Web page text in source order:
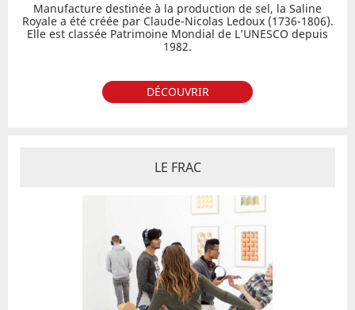
Manufacture destinée à la production de sel, la Saline
Royale a été créée par Claude-Nicolas Ledoux (1736-1806).
Elle est classée Patrimoine Mondial de L’UNESCO depuis
1982.
DÉCOUVRIR
LE FRAC